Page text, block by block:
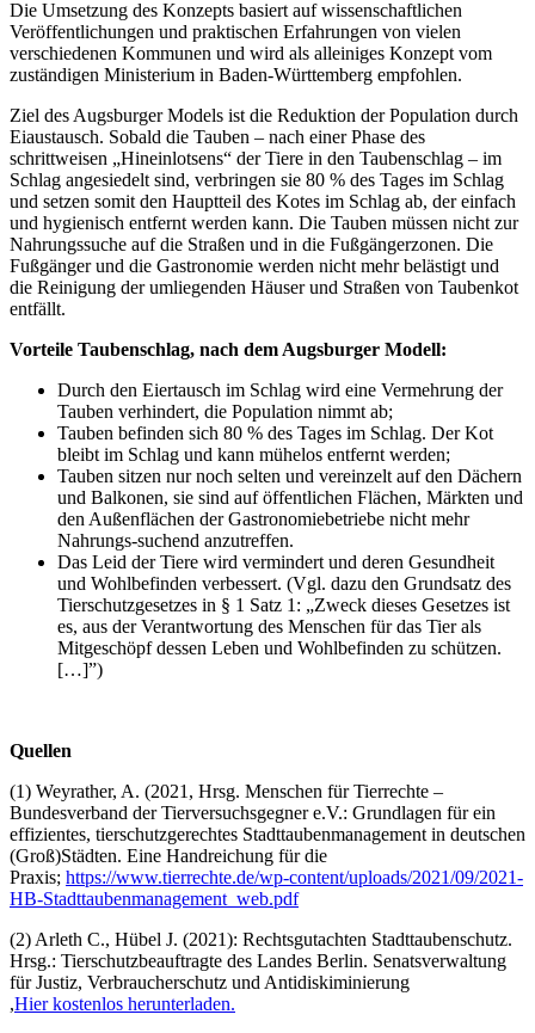
Die Umsetzung des Konzepts basiert auf wissenschaftlichen
Veröffentlichungen und praktischen Erfahrungen von vielen
verschiedenen Kommunen und wird als alleiniges Konzept vom
zuständigen Ministerium in Baden-Württemberg empfohlen.
Ziel des Augsburger Models ist die Reduktion der Population durch
Eiaustausch. Sobald die Tauben – nach einer Phase des
schrittweisen „Hineinlotsens“ der Tiere in den Taubenschlag – im
Schlag angesiedelt sind, verbringen sie 80 % des Tages im Schlag
und setzen somit den Hauptteil des Kotes im Schlag ab, der einfach
und hygienisch entfernt werden kann. Die Tauben müssen nicht zur
Nahrungssuche auf die Straßen und in die Fußgängerzonen. Die
Fußgänger und die Gastronomie werden nicht mehr belästigt und
die Reinigung der umliegenden Häuser und Straßen von Taubenkot
entfällt.
Vorteile Taubenschlag, nach dem Augsburger Modell:
Durch den Eiertausch im Schlag wird eine Vermehrung der
Tauben verhindert, die Population nimmt ab;
Tauben befinden sich 80 % des Tages im Schlag. Der Kot
bleibt im Schlag und kann mühelos entfernt werden;
Tauben sitzen nur noch selten und vereinzelt auf den Dächern
und Balkonen, sie sind auf öffentlichen Flächen, Märkten und
den Außenflächen der Gastronomiebetriebe nicht mehr
Nahrungs-suchend anzutreffen.
Das Leid der Tiere wird vermindert und deren Gesundheit
und Wohlbefinden verbessert. (Vgl. dazu den Grundsatz des
Tierschutzgesetzes in § 1 Satz 1: „Zweck dieses Gesetzes ist
es, aus der Verantwortung des Menschen für das Tier als
Mitgeschöpf dessen Leben und Wohlbefinden zu schützen.
[…]”)
Quellen
(1) Weyrather, A. (2021, Hrsg. Menschen für Tierrechte –
Bundesverband der Tierversuchsgegner e.V.: Grundlagen für ein
effizientes, tierschutzgerechtes Stadttaubenmanagement in deutschen
(Groß)Städten. Eine Handreichung für die
Praxis; https://www.tierrechte.de/wp-content/uploads/2021/09/2021-
HB-Stadttaubenmanagement_web.pdf
(2) Arleth C., Hübel J. (2021): Rechtsgutachten Stadttaubenschutz.
Hrsg.: Tierschutzbeauftragte des Landes Berlin. Senatsverwaltung
für Justiz, Verbraucherschutz und Antidiskiminierung
,Hier kostenlos herunterladen.